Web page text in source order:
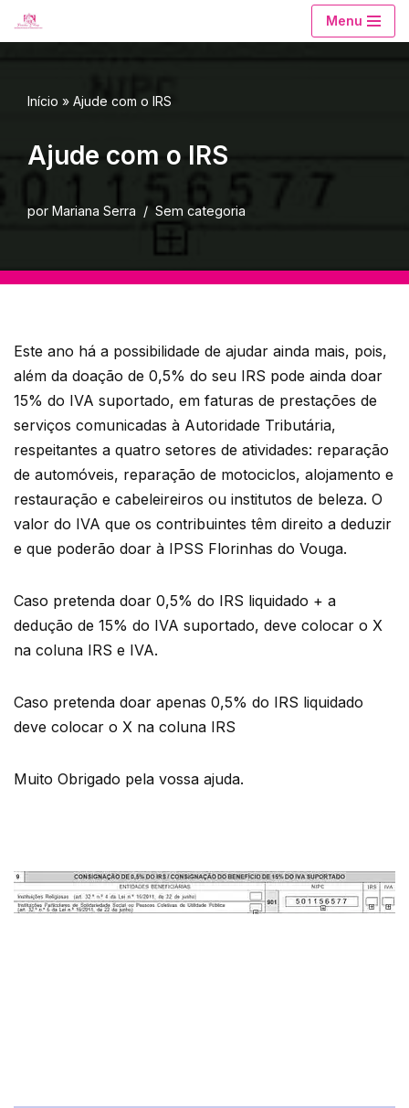
Menu
Início » Ajude com o IRS
Ajude com o IRS
por Mariana Serra Sem categoria
Este ano há a possibilidade de ajudar ainda mais, pois,
além da doação de 0,5% do seu IRS pode ainda doar
15% do IVA suportado, em faturas de prestações de
serviços comunicadas à Autoridade Tributária,
respeitantes a quatro setores de atividades: reparação
de automóveis, reparação de motociclos, alojamento e
restauração e cabeleireiros ou institutos de beleza. O
valor do IVA que os contribuintes têm direito a deduzir
e que poderão doar à IPSS Florinhas do Vouga.
Caso pretenda doar 0,5% do IRS liquidado + a
dedução de 15% do IVA suportado, deve colocar o X
na coluna IRS e IVA.
Caso pretenda doar apenas 0,5% do IRS liquidado
deve colocar o X na coluna IRS
Muito Obrigado pela vossa ajuda.